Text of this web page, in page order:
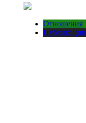
Отношения
Публикации